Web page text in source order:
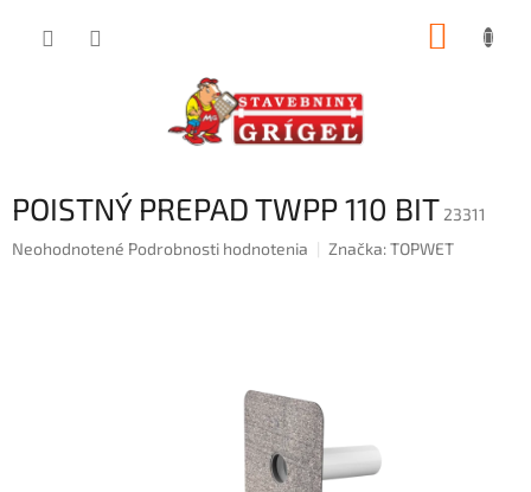
POISTNÝ PREPAD TWPP 110 BIT 23311
Priemerné
Neohodnotené Podrobnosti hodnotenia Značka:TOPWET